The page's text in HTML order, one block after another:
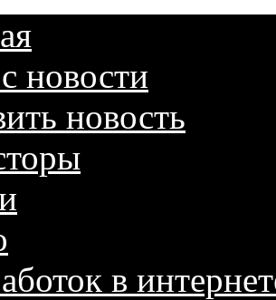
новости
новость
в